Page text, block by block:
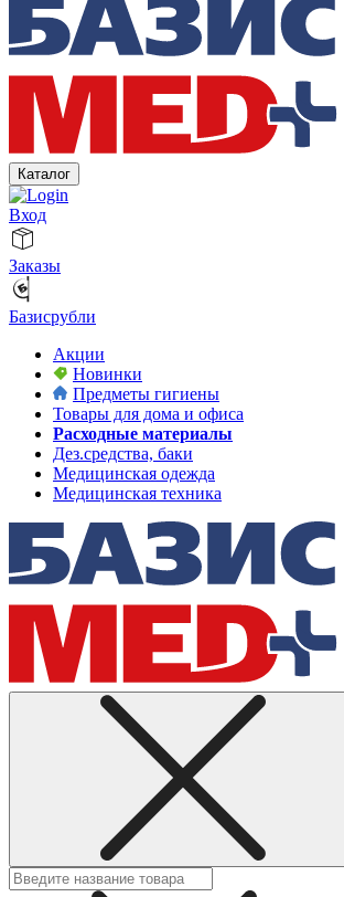
Каталог
Вход
Заказы
Базисрубли
Акции
Новинки
Предметы гигиены
Товары для дома и офиса
Расходные материалы
Дез.средства, баки
Медицинская одежда
Медицинская техника